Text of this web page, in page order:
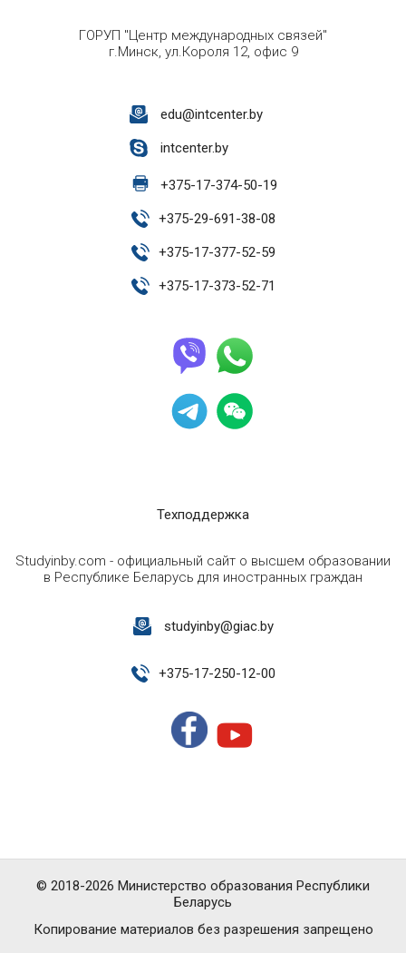
ГОРУП "Центр международных связей"
г.Минск, ул.Короля 12, офис 9
edu@intcenter.by
intcenter.by
+375-17-374-50-19
+375-29-691-38-08
+375-17-377-52-59
+375-17-373-52-71
Техподдержка
Studyinby.com - официальный сайт о высшем образовании
в Республике Беларусь для иностранных граждан
studyinby@giac.by
+375-17-250-12-00
Копирование материалов без разрешения запрещено
© 2018-2026 Министерство образования Республики
Беларусь